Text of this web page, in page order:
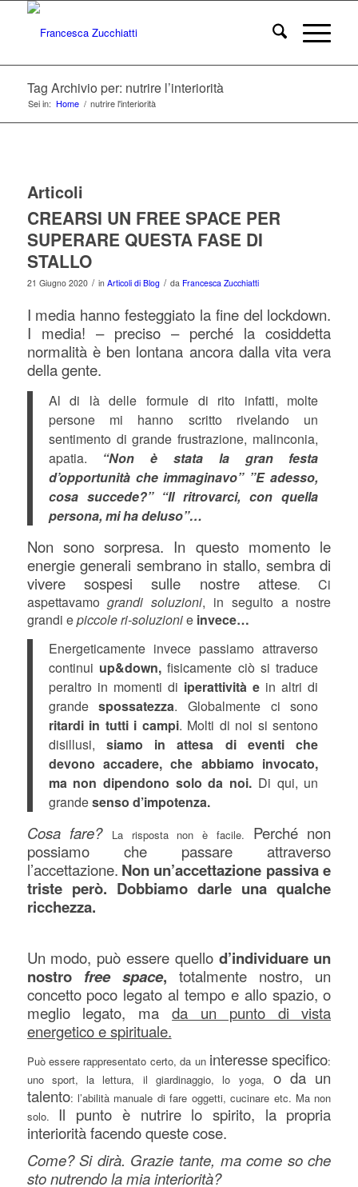
Tag Archivio per: nutrire l’interiorità
Sei in: Home / nutrire l'interiorità
Articoli
CREARSI UN FREE SPACE PER
SUPERARE QUESTA FASE DI
STALLO
21 Giugno 2020 / in Articoli di Blog / da Francesca Zucchiatti
I media hanno festeggiato la fine del lockdown.
I media! – preciso – perché la cosiddetta
normalità è ben lontana ancora dalla vita vera
della gente.
Al di là delle formule di rito infatti, molte
persone mi hanno scritto rivelando un
sentimento di grande frustrazione, malinconia,
apatia. “Non è stata la gran festa
d’opportunità che immaginavo” ”E adesso,
cosa succede?” “Il ritrovarci, con quella
persona, mi ha deluso”…
Non sono sorpresa. In questo momento le
energie generali sembrano in stallo, sembra di
vivere sospesi sulle nostre attese.Ci
aspettavamograndi soluzioni, in seguito a nostre
grandi epiccole ri-soluzionie invece…
Energeticamente invece passiamo attraverso
continui up&down,fisicamente ciò si traduce
peraltro in momenti di iperattività e in altri di
grandespossatezza. Globalmente ci sono
ritardi in tutti i campi. Molti di noi si sentono
disillusi, siamo in attesa di eventi che
devono accadere, che abbiamo invocato,
ma non dipendono solo da noi. Di qui, un
grandesenso d’impotenza.
Cosa fare? La risposta non è facile. Perché non
possiamo che passare attraverso
l’accettazione. Non un’accettazione passiva e
triste però. Dobbiamo darle una qualche
ricchezza.
Un modo, può essere quello d’individuare un
nostro free space, totalmente nostro, un
concetto poco legato al tempo e allo spazio, o
meglio legato, mada un punto di vista
energetico e spirituale.
Può essere rappresentato certo, da un interesse specifico:
uno sport, la lettura, il giardinaggio, lo yoga,
o da un
talento: l’abilità manuale di fare oggetti, cucinare etc. Ma non
solo. Il punto è nutrire lo spirito, la propria
interiorità facendo queste cose.
Come? Si dirà. Grazie tante, ma come so che
sto nutrendo la mia interiorità?